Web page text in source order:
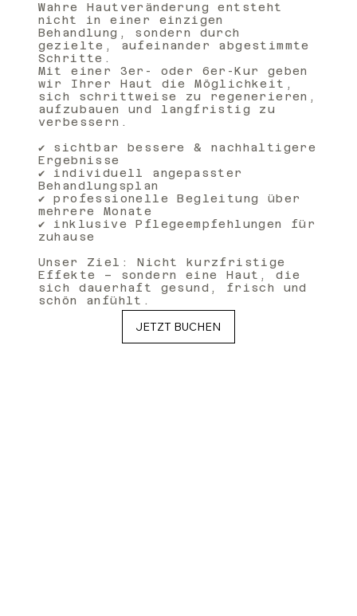
Wahre Hautveränderung entsteht
nicht in einer einzigen
Behandlung, sondern durch
gezielte, aufeinander abgestimmte
Schritte.
Mit einer 3er- oder 6er-Kur geben
wir Ihrer Haut die Möglichkeit,
sich schrittweise zu regenerieren,
aufzubauen und langfristig zu
verbessern.
✔ sichtbar bessere & nachhaltigere
Ergebnisse
✔ individuell angepasster
Behandlungsplan
✔ professionelle Begleitung über
mehrere Monate
✔ inklusive Pflegeempfehlungen für
zuhause
Unser Ziel: Nicht kurzfristige
Effekte – sondern eine Haut, die
sich dauerhaft gesund, frisch und
schön anfühlt.
JETZT BUCHEN